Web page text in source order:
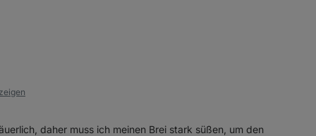
daher muss ich meinen Brei stark süßen, um den